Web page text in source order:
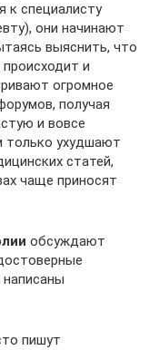
к специалисту
они начинают
выяснить, что
и
огромное
получая
и вовсе
только ухудшают
статей,
чаще приносят
обсуждают
пишут